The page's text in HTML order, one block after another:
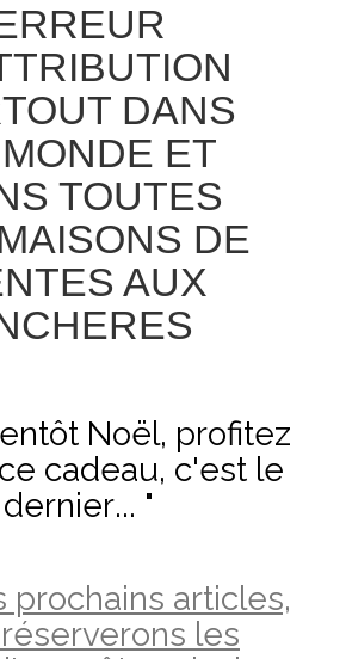
DANS
ET
TOUTES
DE
AUX
Noël, profitez
cadeau, c'est le
dernier... "
prochains articles,
les